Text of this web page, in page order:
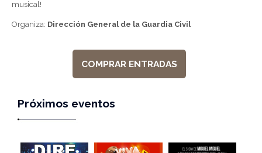
musical!
Organiza: Dirección General de la Guardia Civil
COMPRAR ENTRADAS
Próximos eventos